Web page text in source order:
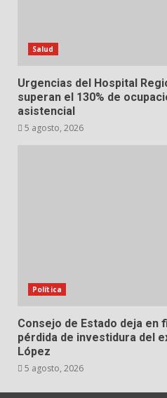
Salud
Urgencias del Hospital
superan el 130% de
asistencial
5 agosto, 2026
Política
Consejo de Estado deja en
pérdida de investidura del
López
5 agosto, 2026